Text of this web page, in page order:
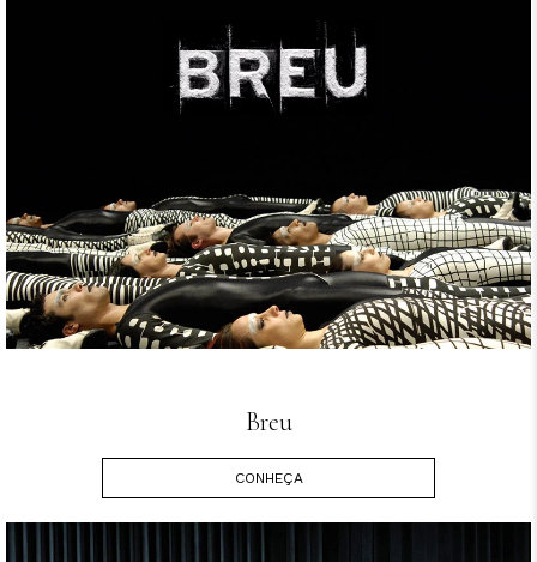
Breu
CONHEÇA